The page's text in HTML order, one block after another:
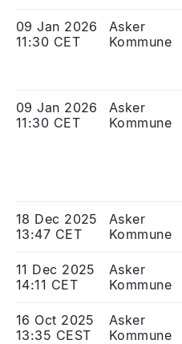
09 Jan 2026
11:30 CET
Asker
Kommune
09 Jan 2026
11:30 CET
Asker
Kommune
18 Dec 2025
13:47 CET
Asker
Kommune
11 Dec 2025
14:11 CET
Asker
Kommune
16 Oct 2025
13:35 CEST
Asker
Kommune